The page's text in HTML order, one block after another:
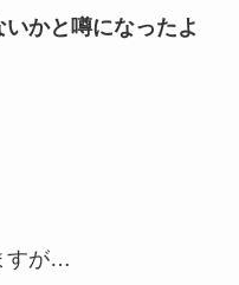
いかと噂になったよ
すが…